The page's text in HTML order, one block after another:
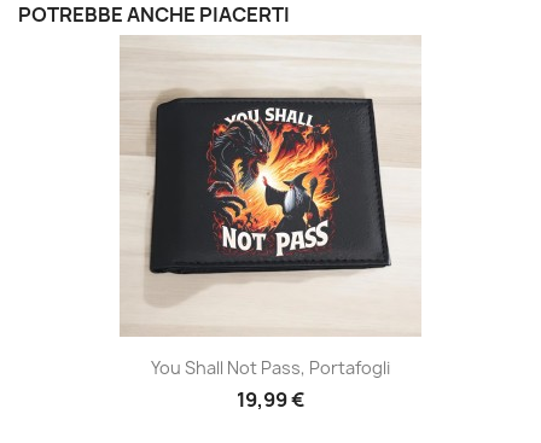
POTREBBE ANCHE PIACERTI
You Shall Not Pass, Portafogli
19,99 €